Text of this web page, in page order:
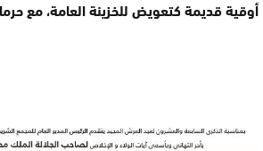
أوقية قديمة كتعويض للخزينة العامة، مع